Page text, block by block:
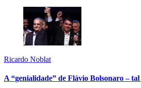
Ricardo Noblat
A “genialidade” de Flávio Bolsonaro –